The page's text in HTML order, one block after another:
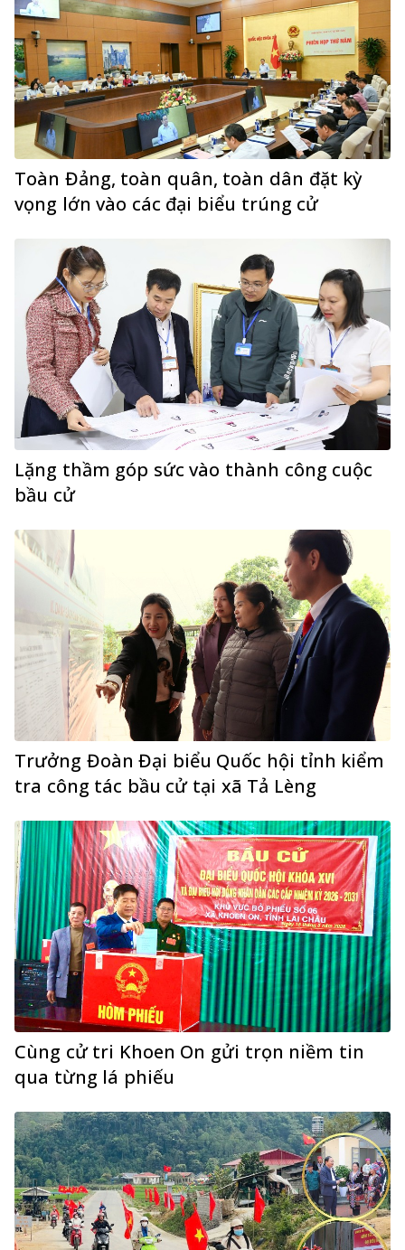
Toàn Đảng, toàn quân, toàn dân đặt kỳ
vọng lớn vào các đại biểu trúng cử
Lặng thầm góp sức vào thành công cuộc
bầu cử
Trưởng Đoàn Đại biểu Quốc hội tỉnh kiểm
tra công tác bầu cử tại xã Tả Lèng
Cùng cử tri Khoen On gửi trọn niềm tin
qua từng lá phiếu